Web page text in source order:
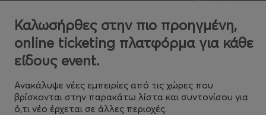
Καλωσήρθες στην πιο προηγμένη,
online ticketing πλατφόρμα για κάθε
είδους event.
Ανακάλυψε νέες εμπειρίες από τις χώρες που
βρίσκονται στην παρακάτω λίστα και συντονίσου για
ό,τι νέο έρχεται σε άλλες περιοχές.